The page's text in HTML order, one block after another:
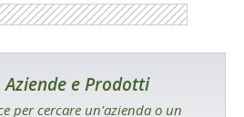
Aziende e Prodotti
per cercare un'azienda o un